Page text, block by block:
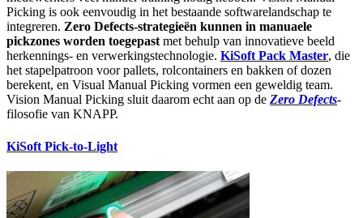
Picking is ook eenvoudig in het bestaande softwarelandschap te
integreren. Zero Defects-strategieën kunnen in manuaele
pickzones worden toegepast met behulp van innovatieve beeld
herkennings- en verwerkingstechnologie. KiSoft Pack Master, die
het stapelpatroon voor pallets, rolcontainers en bakken of dozen
berekent, en Visual Manual Picking vormen een geweldig team.
Vision Manual Picking sluit daarom echt aan op de Zero Defects-
filosofie van KNAPP.
KiSoft Pick-to-Light